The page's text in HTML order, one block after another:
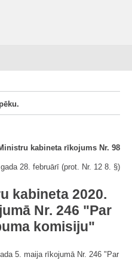
kabineta rīkojums Nr. 98
28. februārī (prot. Nr. 12 8. §)
kabineta 2020.
Nr. 246 "Par
komisiju"
5. maija rīkojumā Nr. 246 "Par